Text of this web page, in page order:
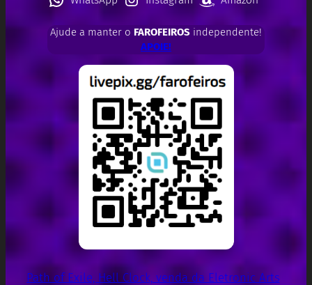
Ajude a manter o FAROFEIROSindependente!
APOIE!
Path of Exile, Hell Clock, venda da Eletronic Arts